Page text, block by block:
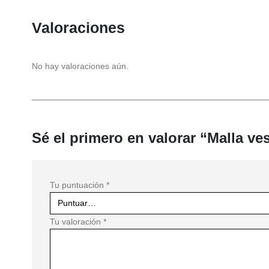
Valoraciones
No hay valoraciones aún.
Sé el primero en valorar “Malla
Tu puntuación *
Tu valoración *